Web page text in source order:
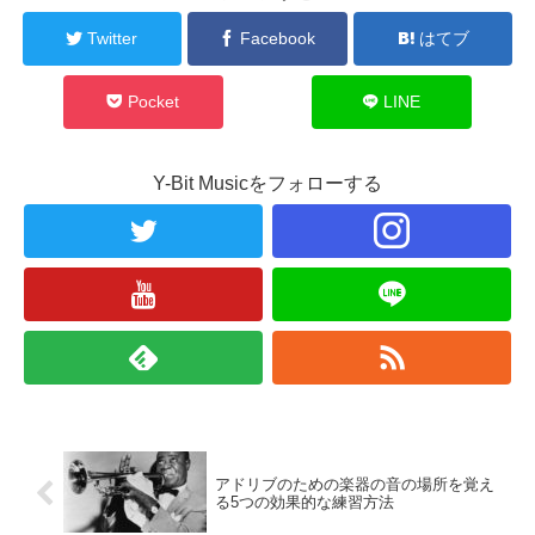
Twitter Facebook はてブ
Pocket LINE
Y-Bit Musicをフォローする
アドリブのための楽器の音の場所を覚え
る5つの効果的な練習方法